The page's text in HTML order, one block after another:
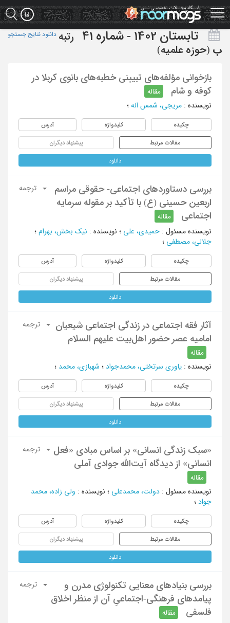
Skip
to
main
content
تابستان 1402 - شماره 41
رتبه
ب (حوزه علمیه)
دانلود نتایج جستجو
بازخوانی مؤلفه‌های تبیینی خطبه‌های بانوی کربلا در
کوفه و شام
مقاله
نویسنده : مریجی، شمس اله ؛
چکیده کلیدواژه آدرس
مقالات مرتبط پیشنهاد دیگران
دانلود
بررسی دستاوردهای اجتماعی- حقوقی مراسم
اربعین حسینی (ع) با تأکید بر مقوله سرمایه
اجتماعی
مقاله
ترجمه
نویسنده مسئول : حمیدی، علی ؛ نویسنده : نیک بخش، بهرام ؛
جلالی، مصطفی ؛
چکیده کلیدواژه آدرس
مقالات مرتبط پیشنهاد دیگران
دانلود
آثار فقه اجتماعی در زندگی اجتماعی شیعیان
امامیه عصر حضور اهل‌بیت علیهم السلام
مقاله
ترجمه
نویسنده : یاوری سرتختی، محمدجواد ؛ شهبازی، محمد ؛
چکیده کلیدواژه آدرس
مقالات مرتبط پیشنهاد دیگران
دانلود
«سبک زندگی انسانی» بر اساس مبادی «فعل
انسانی» از دیدگاه آیت‌الله جوادی ‏آملی
مقاله
ترجمه
نویسنده مسئول : دولت، محمدعلی ؛ نویسنده : ولی زاده، محمد
جواد ؛
چکیده کلیدواژه آدرس
مقالات مرتبط پیشنهاد دیگران
دانلود
بررسی بنیادهای معنایی تکنولوژی مدرن و
پیامدهای فرهنگی-اجتماعیِ آن از منظر اخلاق
فلسفی
مقاله
ترجمه